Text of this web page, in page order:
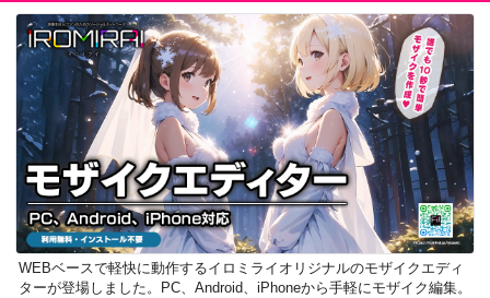
WEBベースで軽快に動作するイロミライオリジナルのモザイクエディ
ターが登場しました。PC、Android、iPhoneから手軽にモザイク編集。